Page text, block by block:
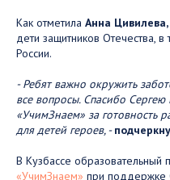
Как отметила Анна Цивилева,
дети защитников Отечества,
России.
- Ребят важно окружить
все вопросы. Спасибо
«УчимЗнаем» за готовность
для детей героев, -
В Кузбассе образовательный
«УчимЗнаем» при поддержке